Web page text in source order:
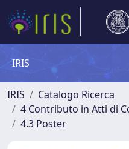
IRIS
IRIS
Catalogo Ricerca
4 Contributo in Atti di
4.3 Poster